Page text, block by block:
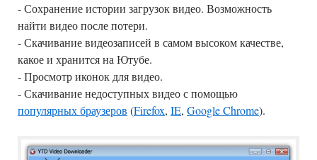
- Сохранение истории загрузок видео. Возможность
найти видео после потери.
- Скачивание видеозаписей в самом высоком качестве,
какое и хранится на Ютубе.
- Просмотр иконок для видео.
- Скачивание недоступных видео с помощью
популярных браузеров (Firefox, IE, Google Chrome).